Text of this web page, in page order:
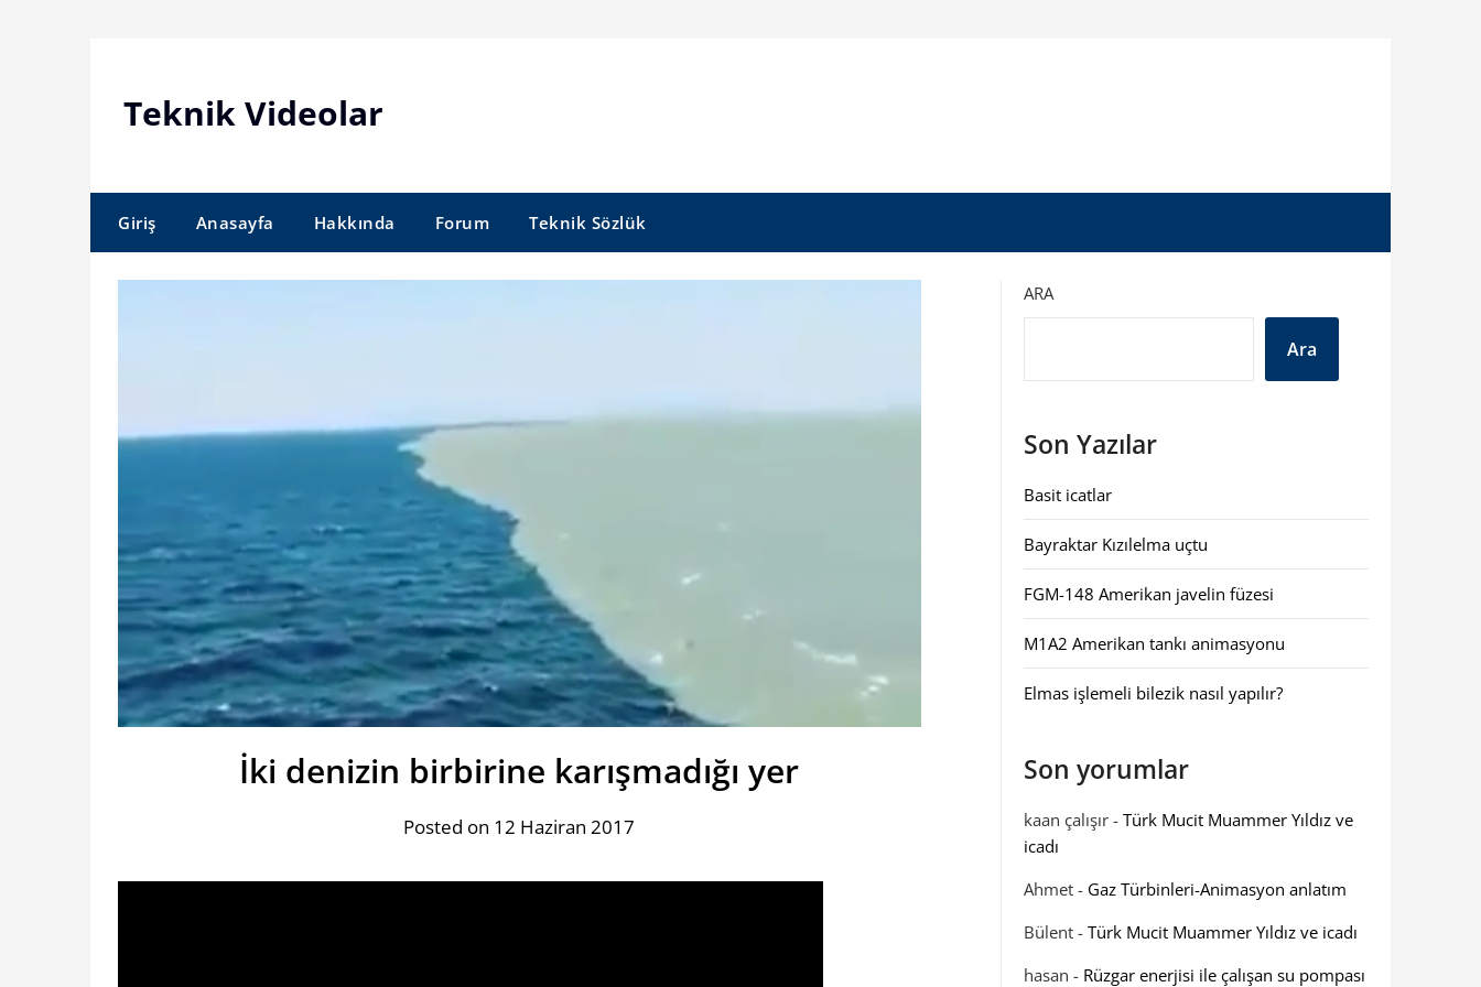
Teknik Videolar
Giriş Anasayfa Hakkında Forum Teknik Sözlük
İki denizin birbirine karışmadığı yer
Posted on 12 Haziran 2017
ARA
Ara
Son Yazılar
Basit icatlar
Bayraktar Kızılelma uçtu
FGM-148 Amerikan javelin füzesi
M1A2 Amerikan tankı animasyonu
Elmas işlemeli bilezik nasıl yapılır?
Son yorumlar
kaan çalışır- Türk Mucit Muammer Yıldız ve
icadı
Ahmet- Gaz Türbinleri-Animasyon anlatım
Bülent- Türk Mucit Muammer Yıldız ve icadı
hasan - Rüzgar enerjisi ile çalışan su pompası